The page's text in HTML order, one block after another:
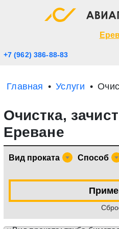
+7 (962) 386-88-83
Главная Услуги
Очистка,
Ереване
Вид проката Способ
Прикрепить файл (до